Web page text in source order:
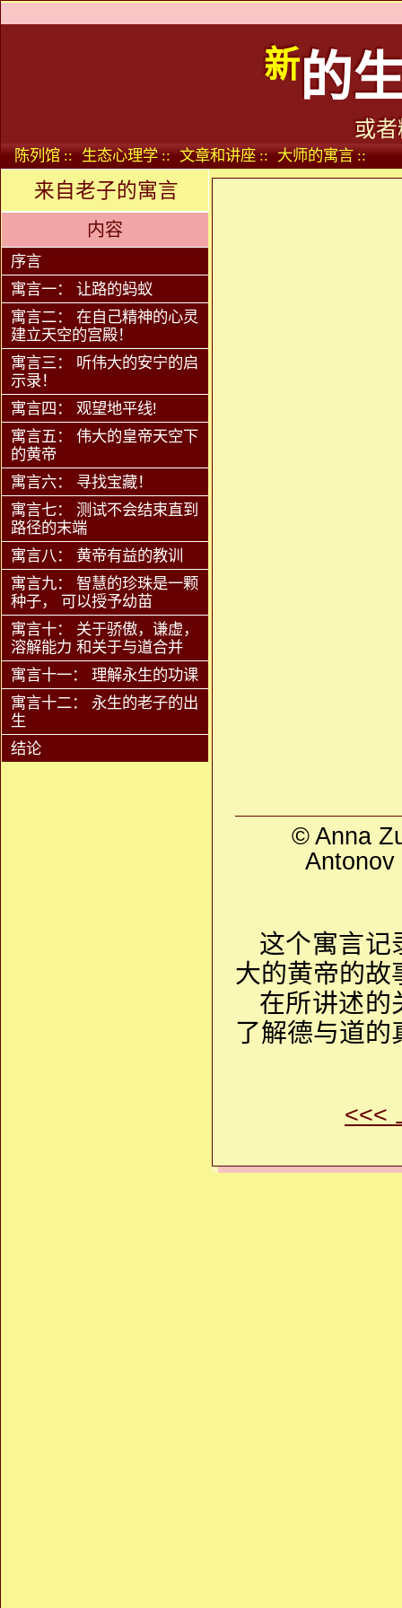
新的
或
陈列馆 :: 生态心理学 :: 文章和讲座 :: 大师的寓言 ::
来自老子的寓言
内容
序言
寓言一： 让路的蚂蚁
寓言二： 在自己精神的心灵
建立天空的宫殿！
寓言三： 听伟大的安宁的启
示录！
寓言四： 观望地平线!
寓言五： 伟大的皇帝天空下
的黄帝
寓言六： 寻找宝藏！
寓言七： 测试不会结束直到
路径的末端
寓言八： 黄帝有益的教训
寓言九： 智慧的珍珠是一颗
种子， 可以授予幼苗
寓言十： 关于骄傲，谦虚，
溶解能力 和关于与道合并
寓言十一： 理解永生的功课
寓言十二： 永生的老子的出
生
结论
© Anna
Antonov
这个寓言记
大的黄帝的故
在所讲述的
了解德与道的
<<<